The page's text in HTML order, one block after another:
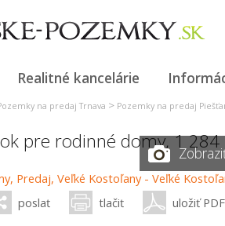
Realitné kancelárie
na predaj Trnava > Pozemky na predaj
pre rodinné domy, 1
poslať tlačiť uložiť PDF